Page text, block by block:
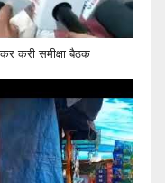
करी समीक्षा बैठक